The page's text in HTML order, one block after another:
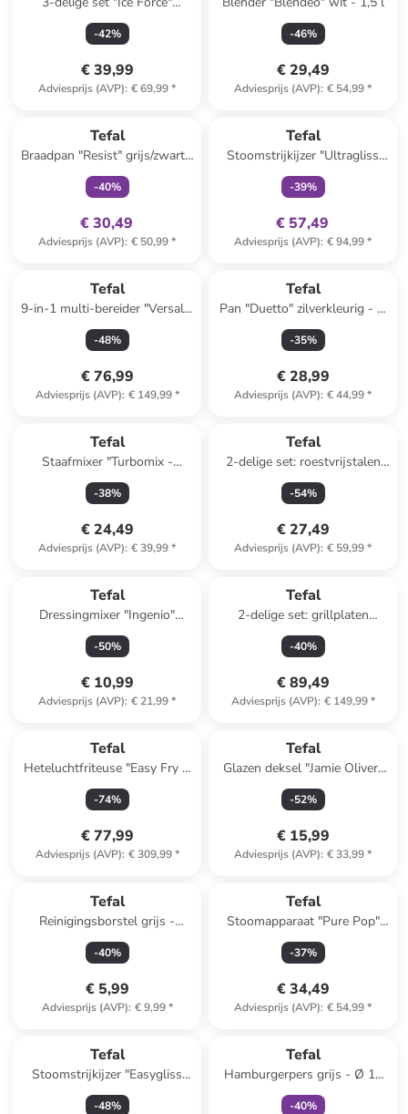
zilverkleurig/zwart
-42%
€ 39,99
Adviesprijs (AVP): € 69,99*
-46%
€ 29,49
Adviesprijs (AVP): € 54,99*
Tefal
Braadpan "Resist" grijs/zwart -
Ø 32 cm
-40%
€ 30,49
Adviesprijs (AVP): € 50,99*
Tefal
Stoomstrijkijzer "Ultragliss
Plus Anti-Kalk" blauw
-39%
€ 57,49
Adviesprijs (AVP): € 94,99*
Tefal
9-in-1 multi-bereider "Versalio
Delux" wit
-48%
€ 76,99
Adviesprijs (AVP): € 149,99*
Tefal
Pan "Duetto" zilverkleurig - Ø
28 cm
-35%
€ 28,99
Adviesprijs (AVP): € 44,99*
Tefal
Staafmixer "Turbomix -
HB121838" zwart
-38%
€ 24,49
Adviesprijs (AVP): € 39,99*
Tefal
2-delige set: roestvrijstalen
pan met deksel "Duetto" - Ø
20 cm
-54%
€ 27,49
Adviesprijs (AVP): € 59,99*
Tefal
Dressingmixer "Ingenio"
zwart/rood - (L)19 cm
-50%
€ 10,99
Adviesprijs (AVP): € 21,99*
Tefal
2-delige set: grillplaten
"Optigrill" zwart
-40%
€ 89,49
Adviesprijs (AVP): € 149,99*
Tefal
Heteluchtfriteuse "Easy Fry &
Grill XXL" zwart - 1,5 kg
-74%
€ 77,99
Adviesprijs (AVP): € 309,99*
Tefal
Glazen deksel "Jamie Oliver"
zilverkleurig - Ø 24 cm
-52%
€ 15,99
Adviesprijs (AVP): € 33,99*
Tefal
Reinigingsborstel grijs -
(H)23,5 cm
-40%
€ 5,99
Adviesprijs (AVP): € 9,99*
Tefal
Stoomapparaat "Pure Pop"
geel
-37%
€ 34,49
Adviesprijs (AVP): € 54,99*
Tefal
Stoomstrijkijzer "Easygliss
Plus - FV5716E0" wit/paars
-48%
Tefal
Hamburgerpers grijs - Ø 12
cm
-40%